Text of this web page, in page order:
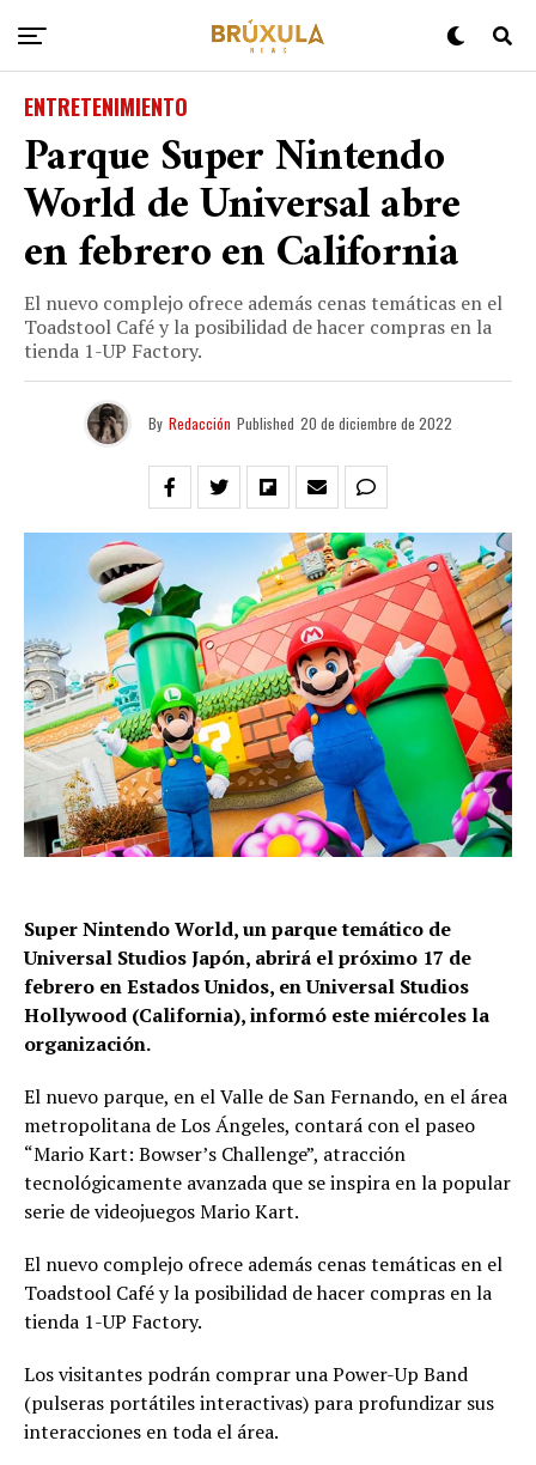
ENTRETENIMIENTO
Parque Super Nintendo
World de Universal abre
en febrero en California
El nuevo complejo ofrece además cenas temáticas en el
Toadstool Café y la posibilidad de hacer compras en la
tienda 1-UP Factory.
By Redacción Published 20 de diciembre de 2022
Super Nintendo World, un parque temático de
Universal Studios Japón, abrirá el próximo 17 de
febrero en Estados Unidos, en Universal Studios
Hollywood (California), informó este miércoles la
organización.
El nuevo parque, en el Valle de San Fernando, en el área
metropolitana de Los Ángeles, contará con el paseo
“Mario Kart: Bowser’s Challenge”, atracción
tecnológicamente avanzada que se inspira en la popular
serie de videojuegos Mario Kart.
El nuevo complejo ofrece además cenas temáticas en el
Toadstool Café y la posibilidad de hacer compras en la
tienda 1-UP Factory.
Los visitantes podrán comprar una Power-Up Band
(pulseras portátiles interactivas) para profundizar sus
interacciones en toda el área.